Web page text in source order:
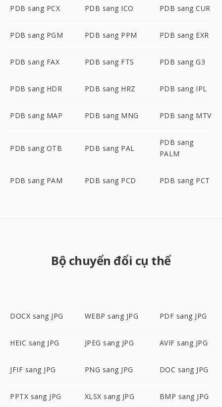
PDB sang PCX PDB sang ICO PDB sang CUR
PDB sang PGM PDB sang PPM PDB sang EXR
PDB sang FAX PDB sang FTS PDB sang G3
PDB sang HDR PDB sang HRZ PDB sang IPL
PDB sang MAP PDB sang MNG PDB sang MTV
PDB sang OTB PDB sang PAL
PDB sang
PALM
PDB sang PAM PDB sang PCD PDB sang PCT
Bộ chuyển đổi cụ thể
DOCX sang JPG WEBP sang JPG PDF sang JPG
HEIC sang JPG JPEG sang JPG AVIF sang JPG
JFIF sang JPG PNG sang JPG DOC sang JPG
PPTX sang JPG XLSX sang JPG BMP sang JPG